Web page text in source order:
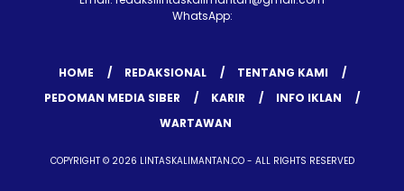
WhatsApp:
HOME REDAKSIONAL
TENTANG KAMI
PEDOMAN MEDIA SIBER
KARIR
INFO IKLAN
WARTAWAN
COPYRIGHT © 2026 LINTASKALIMANTAN.CO - ALL RIGHTS RESERVED